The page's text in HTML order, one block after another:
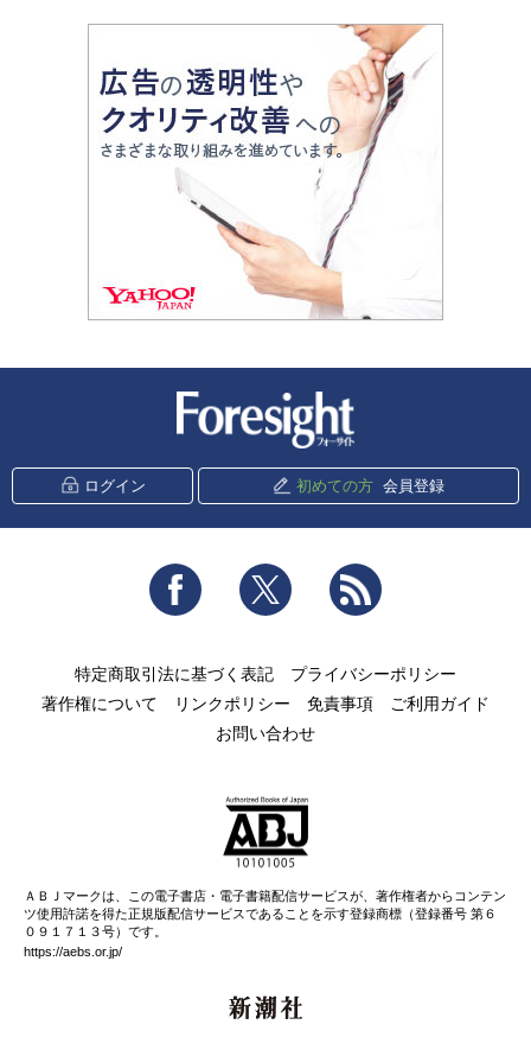
ログイン 初めての方 会員登録
Facebook Twitter
特定商取引法に基づく表記
プライバシーポリシー
著作権について
リンクポリシー 免責事項
ご利用ガイド
お問い合わせ
ＡＢＪマークは、この電子書店・電子書籍配信サービスが、著作権者からコンテン
ツ使用許諾を得た正規版配信サービスであることを示す登録商標（登録番号 第６
０９１７１３号）です。
https://aebs.or.jp/